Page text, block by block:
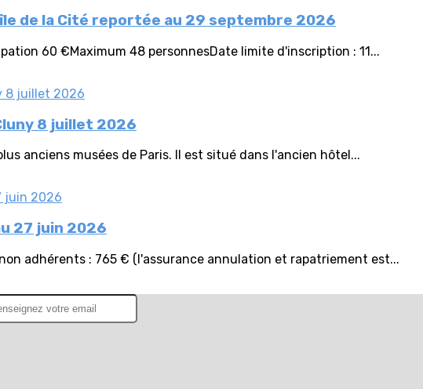
de la Cité reportée au 29 septembre 2026
60 €Maximum 48 personnesDate limite d'inscription : 11...
8 juillet 2026
anciens musées de Paris. Il est situé dans l'ancien hôtel...
27 juin 2026
adhérents : 765 € (l'assurance annulation et rapatriement est...